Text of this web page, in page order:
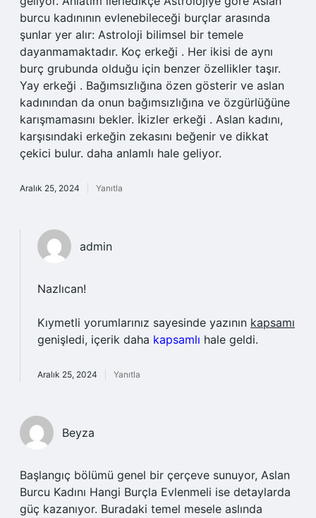
burcu kadınının evlenebileceği burçlar arasında
şunlar yer alır: Astroloji bilimsel bir temele
dayanmamaktadır. Koç erkeği . Her ikisi de aynı
burç grubunda olduğu için benzer özellikler taşır.
Yay erkeği . Bağımsızlığına özen gösterir ve aslan
kadınından da onun bağımsızlığına ve özgürlüğüne
karışmamasını bekler. İkizler erkeği . Aslan kadını,
karşısındaki erkeğin zekasını beğenir ve dikkat
çekici bulur. daha anlamlı hale geliyor.
Aralık 25, 2024 Yanıtla
admin
Nazlıcan!
Kıymetli yorumlarınız sayesinde yazının kapsamı
genişledi, içerik daha kapsamlı hale geldi.
Aralık 25, 2024 Yanıtla
Beyza
Başlangıç bölümü genel bir çerçeve sunuyor, Aslan
Burcu Kadını Hangi Burçla Evlenmeli ise detaylarda
güç kazanıyor. Buradaki temel mesele aslında